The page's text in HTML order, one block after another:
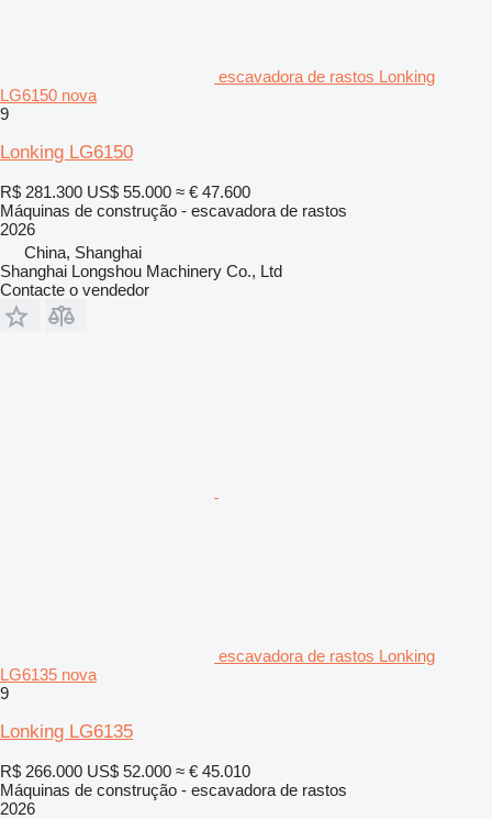
escavadora de rastos Lonking
LG6150 nova
9
Lonking LG6150
R$ 281.300 US$ 55.000 ≈ € 47.600
Máquinas de construção - escavadora de rastos
2026
China, Shanghai
Shanghai Longshou Machinery Co., Ltd
Contacte o vendedor
escavadora de rastos Lonking
LG6135 nova
9
Lonking LG6135
R$ 266.000 US$ 52.000 ≈ € 45.010
Máquinas de construção - escavadora de rastos
2026